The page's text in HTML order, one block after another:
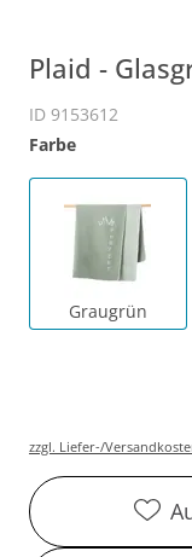
Plaid -
ID 9153612
Farbe
Graugrün
zzgl. Liefer-/